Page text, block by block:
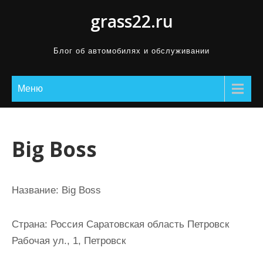
а
grass22.ru
Блог об автомобилях и обслуживании
Меню
Big Boss
Название: Big Boss
Страна: Россия Саратовская область Петровск
Рабочая ул., 1, Петровск